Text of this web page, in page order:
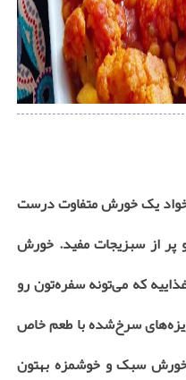
یک خورش متفاوت درست
پر از سبزیجات مفید. خورش
که می‌تونه سفره‌تون رو
سرخ‌شده با طعم خاص
خورش سبک و خوشمزه بهتون